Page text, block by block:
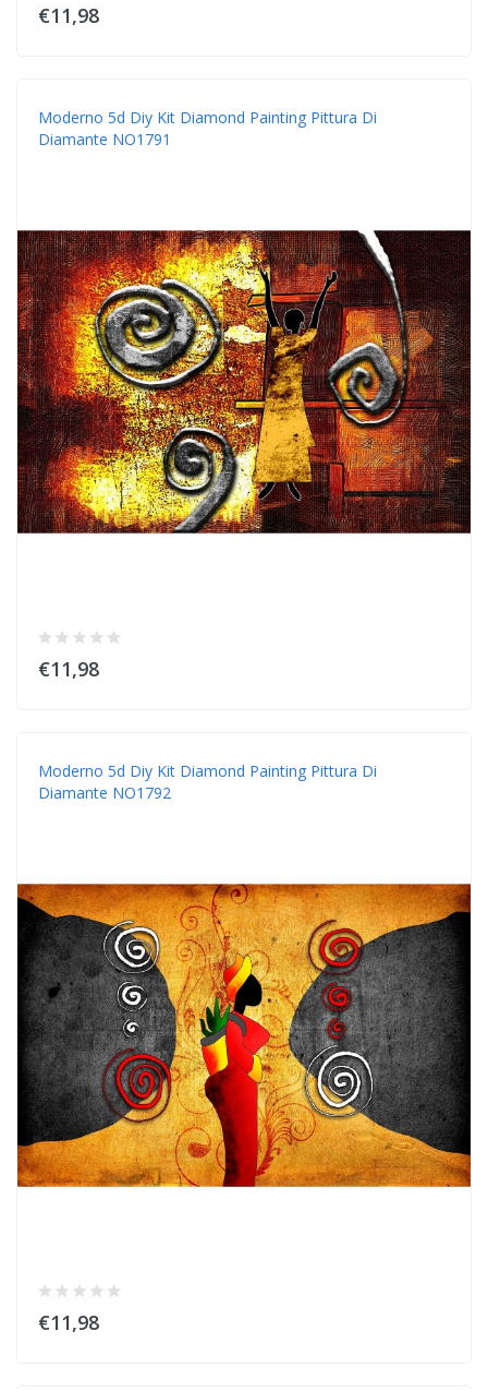
€11,98
Moderno 5d Diy Kit Diamond Painting Pittura Di
Diamante NO1791
€11,98
Moderno 5d Diy Kit Diamond Painting Pittura Di
Diamante NO1792
€11,98